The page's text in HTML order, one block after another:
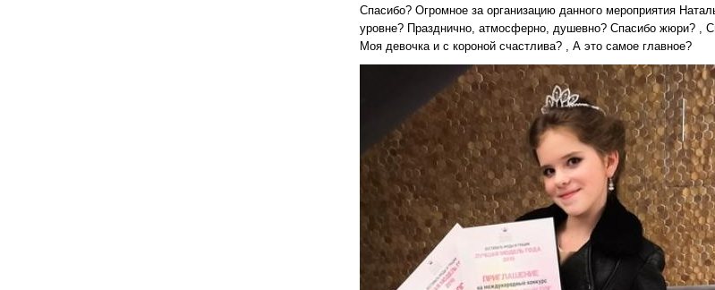
Спасибо? Огромное за организацию данного мероприятия
уровне? Празднично, атмосферно, душевно? Спасибо жюри? ,
Моя девочка и с короной счастлива? , А это самое главное?